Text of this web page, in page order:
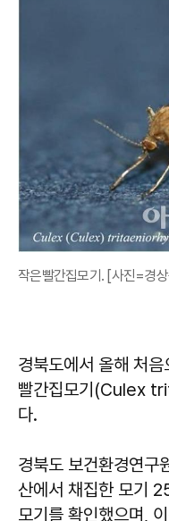
작은빨간집모기. [사진=경
경북도에서 올해 처
빨간집모기(Culex
다.
경북도 보건환경연구
산에서 채집한 모기
모기를 확인했으며,